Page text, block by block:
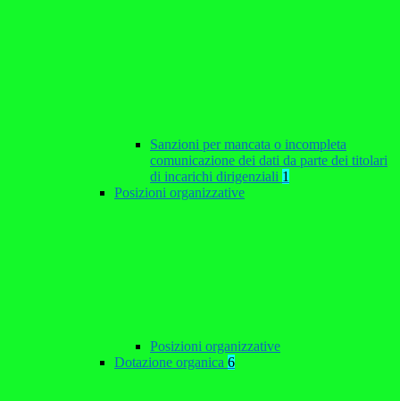
Sanzioni per mancata o incompleta
comunicazione dei dati da parte dei titolari
di incarichi dirigenziali 1
Posizioni organizzative
Posizioni organizzative
Dotazione organica 6